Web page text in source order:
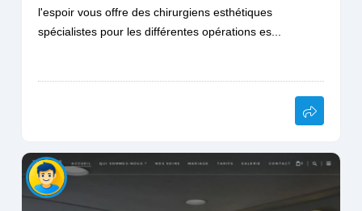
l'espoir vous offre des chirurgiens esthétiques
spécialistes pour les différentes opérations es...